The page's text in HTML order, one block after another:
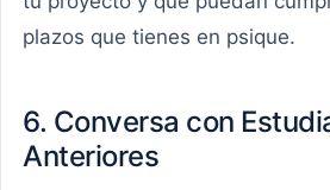
plazos que tienes en psique.
6. Conversa con
Anteriores